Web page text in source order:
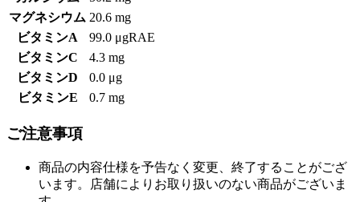
マグネシウム 20.6 mg
ビタミンA
99.0 μgRAE
ビタミンC
4.3 mg
ビタミンD
0.0 μg
ビタミンE
0.7 mg
ご注意事項
商品の内容仕様を予告なく変更、終了することがござ
います。店舗によりお取り扱いのない商品がございま